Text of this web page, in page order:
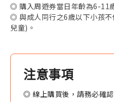
◎ 購入周遊券當日年齡為6-11
◎ 與成人同行之6歲以下小孩
兒童)。
注意事項
◎ 線上購買後，請務必確